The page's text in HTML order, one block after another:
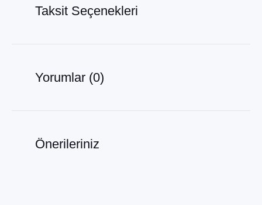
Taksit Seçenekleri
Yorumlar (0)
Önerileriniz